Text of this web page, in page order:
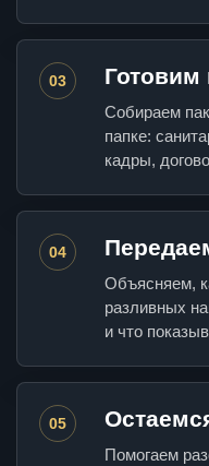
03 Готовим
Собираем
папке:
кадры,
04
Объясняем,
разливных
и что
05
Помогаем